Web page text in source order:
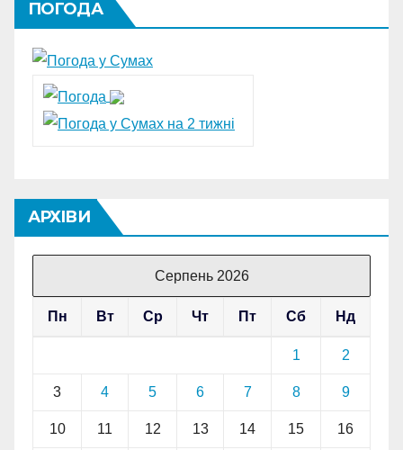
ПОГОДА
АРХІВИ
Серпень 2026
Пн Вт Ср Чт Пт Сб Нд
1 2
3 4 5 6 7 8 9
10 11 12 13 14 15 16